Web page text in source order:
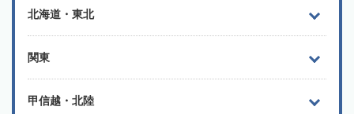
北海道・東北
関東
甲信越・北陸